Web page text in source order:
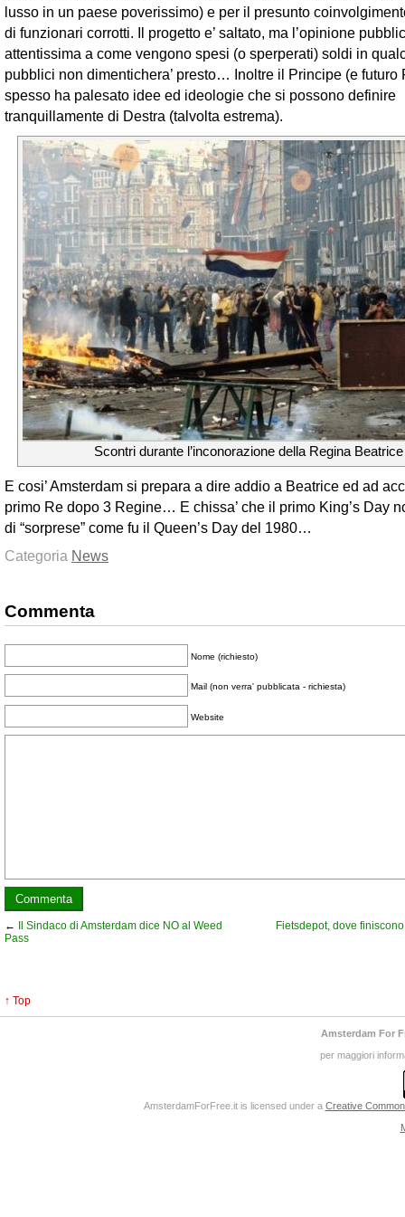
lusso in un paese poverissimo) e per il presunto
di funzionari corrotti. Il progetto e’ saltato, ma l’opinione
attentissima a come vengono spesi (o sperperati) soldi in
pubblici non dimentichera’ presto… Inoltre il Principe (e futuro
spesso ha palesato idee ed ideologie che si possono definire
tranquillamente di Destra (talvolta estrema).
Scontri durante l’inconorazione della Regina Beatrice
E cosi’ Amsterdam si prepara a dire addio a Beatrice ed ad
primo Re dopo 3 Regine… E chissa’ che il primo King’s Day
di “sorprese” come fu il Queen’s Day del 1980…
Categoria News
Commenta
Nome (richiesto)
Mail (non verra' pubblicata - richiesta)
Website
← Il Sindaco di Amsterdam dice NO al Weed
Pass
Fietsdepot, dove
↑ Top
Amsterdam For
per maggiori
AmsterdamForFree.itis licensed under a Creative